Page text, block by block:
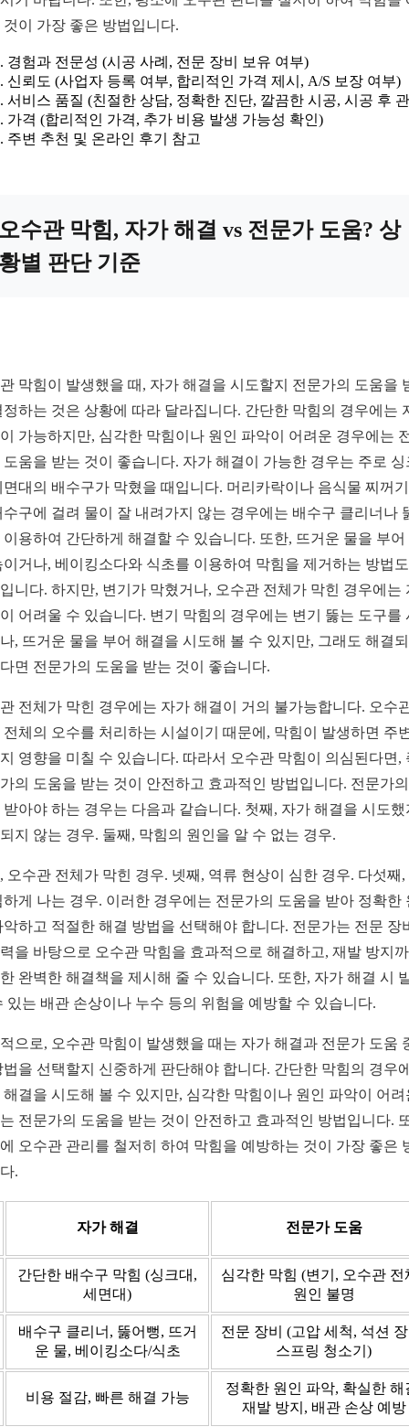
것이 가장 좋은 방법입니다.
경험과 전문성 (시공 사례, 전문 장비 보유 여부)
신뢰도 (사업자 등록 여부, 합리적인 가격 제시, A/S 보장 여부)
서비스 품질 (친절한 상담, 정확한 진단, 깔끔한 시공, 시공 후
가격 (합리적인 가격, 추가 비용 발생 가능성 확인)
주변 추천 및 온라인 후기 참고
수관 막힘, 자가 해결 vs 전문가 도움? 상
별 판단 기준
막힘이 발생했을 때, 자가 해결을 시도할지 전문가의 도움을
정하는 것은 상황에 따라 달라집니다. 간단한 막힘의 경우에는
가능하지만, 심각한 막힘이나 원인 파악이 어려운 경우에는
도움을 받는 것이 좋습니다. 자가 해결이 가능한 경우는 주로 싱
면대의 배수구가 막혔을 때입니다. 머리카락이나 음식물 찌꺼
수구에 걸려 물이 잘 내려가지 않는 경우에는 배수구 클리너나
이용하여 간단하게 해결할 수 있습니다. 또한, 뜨거운 물을 부어
이거나, 베이킹소다와 식초를 이용하여 막힘을 제거하는 방법
니다. 하지만, 변기가 막혔거나, 오수관 전체가 막힌 경우에는
어려울 수 있습니다. 변기 막힘의 경우에는 변기 뚫는 도구를
, 뜨거운 물을 부어 해결을 시도해 볼 수 있지만, 그래도 해결
면 전문가의 도움을 받는 것이 좋습니다.
전체가 막힌 경우에는 자가 해결이 거의 불가능합니다. 오수
전체의 오수를 처리하는 시설이기 때문에, 막힘이 발생하면 주
영향을 미칠 수 있습니다. 따라서 오수관 막힘이 의심된다면,
의 도움을 받는 것이 안전하고 효과적인 방법입니다. 전문가
받아야 하는 경우는 다음과 같습니다. 첫째, 자가 해결을 시도했
지 않는 경우. 둘째, 막힘의 원인을 알 수 없는 경우.
오수관 전체가 막힌 경우. 넷째, 역류 현상이 심한 경우. 다섯째,
하게 나는 경우. 이러한 경우에는 전문가의 도움을 받아 정확한
악하고 적절한 해결 방법을 선택해야 합니다. 전문가는 전문 장
을 바탕으로 오수관 막힘을 효과적으로 해결하고, 재발 방지
완벽한 해결책을 제시해 줄 수 있습니다. 또한, 자가 해결 시
있는 배관 손상이나 누수 등의 위험을 예방할 수 있습니다.
으로, 오수관 막힘이 발생했을 때는 자가 해결과 전문가 도움
법을 선택할지 신중하게 판단해야 합니다. 간단한 막힘의 경우
해결을 시도해 볼 수 있지만, 심각한 막힘이나 원인 파악이 어려
전문가의 도움을 받는 것이 안전하고 효과적인 방법입니다.
오수관 관리를 철저히 하여 막힘을 예방하는 것이 가장 좋은
.
자가 해결 전문가 도움
간단한 배수구 막힘 (싱크대,
세면대)
심각한 막힘 (변기, 오수관 전
원인 불명
배수구 클리너, 뚫어뻥, 뜨거
운 물, 베이킹소다/식초
전문 장비 (고압 세척, 석션
스프링 청소기)
비용 절감, 빠른 해결 가능
정확한 원인 파악, 확실한 해
재발 방지, 배관 손상 예방